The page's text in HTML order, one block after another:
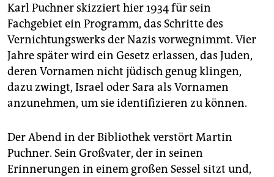
Karl Puchner skizziert hier 1934 für sein
Fachgebiet ein Programm, das Schritte des
Vernichtungswerks der Nazis vorwegnimmt. Vier
Jahre später wird ein Gesetz erlassen, das Juden,
deren Vornamen nicht jüdisch genug klingen,
dazu zwingt, Israel oder Sara als Vornamen
anzunehmen, um sie identifizieren zu können.
Der Abend in der Bibliothek verstört Martin
Puchner. Sein Großvater, der in seinen
Erinnerungen in einem großen Sessel sitzt und,